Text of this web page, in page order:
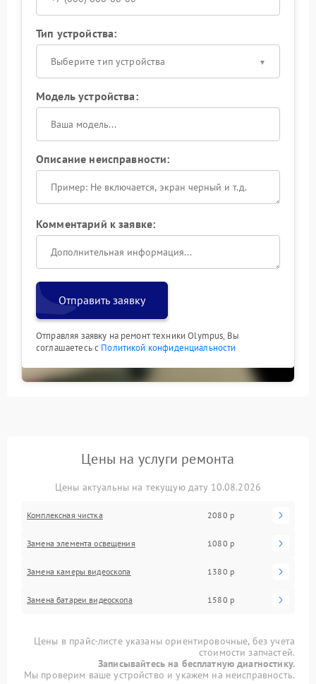
Тип устройства:
Выберите тип устройства
Модель устройства:
Описание неисправности:
Комментарий к заявке:
Отправить заявку
Отправляя заявку на ремонт техники Olympus, Вы
соглашаетесь с Политикой конфиденциальности
Цены на услуги ремонта
Цены актуальны на текущую дату 10.08.2026
Комплексная чистка 2080 р
Замена элемента освещения 1080 р
Замена камеры видеоскопа 1380 р
Замена батареи видеоскопа 1580 р
Цены в прайс-листе указаны ориентировочные, без учета
стоимости запчастей.
Записывайтесь на бесплатную диагностику.
Мы проверим ваше устройство и укажем на неисправность.